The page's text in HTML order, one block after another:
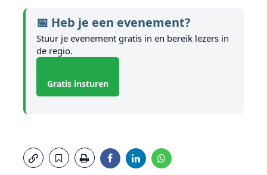
📅 Heb je een evenement?
Stuur je evenement gratis in en bereik lezers in
de regio.
Gratis insturen